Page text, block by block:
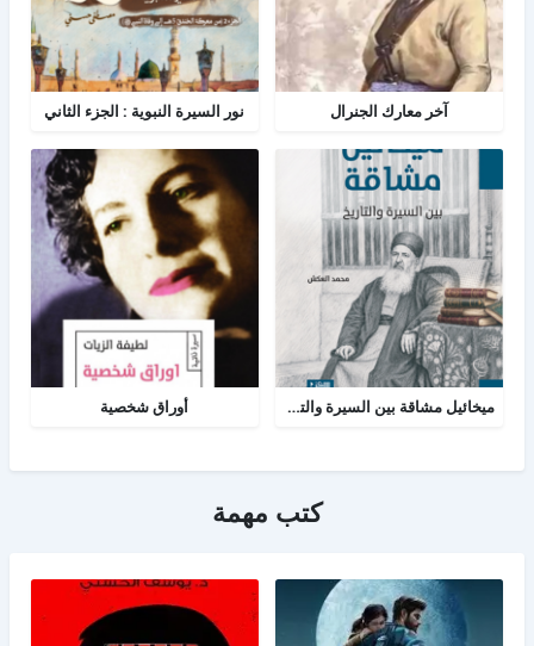
آخر معارك الجنرال نور السيرة النبوية : الجزء الثاني
ميخائيل مشاقة بين السيرة والتاريخ أوراق شخصية
كتب مهمة